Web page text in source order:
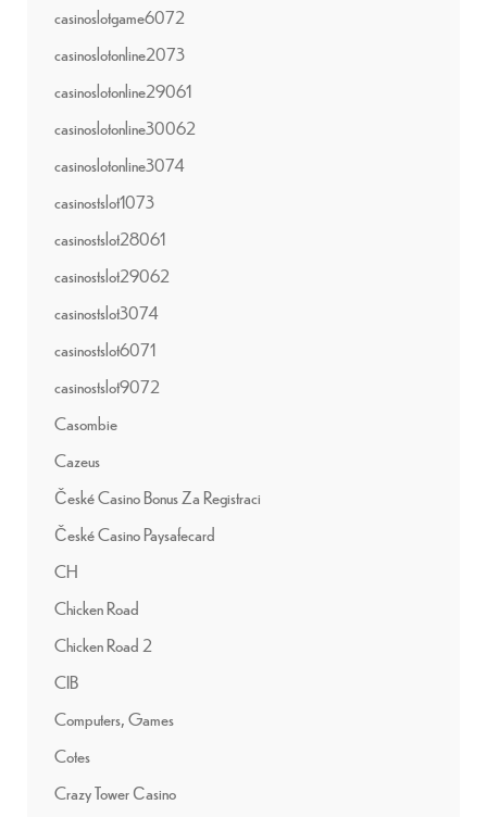
casinoslotgame6072
casinoslotonline2073
casinoslotonline29061
casinoslotonline30062
casinoslotonline3074
casinostslot1073
casinostslot28061
casinostslot29062
casinostslot3074
casinostslot6071
casinostslot9072
Casombie
Cazeus
České Casino Bonus Za Registraci
České Casino Paysafecard
CH
Chicken Road
Chicken Road 2
CIB
Computers, Games
Cotes
Crazy Tower Сasino